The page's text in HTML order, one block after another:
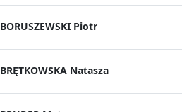
BORUSZEWSKI Piotr
BRĘTKOWSKA Natasza